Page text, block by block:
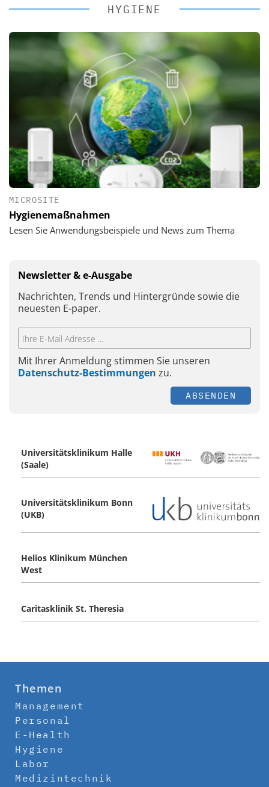
HYGIENE
MICROSITE
Hygienemaßnahmen
Lesen Sie Anwendungsbeispiele und News zum Thema
Newsletter & e-Ausgabe
Nachrichten, Trends und Hintergründe sowie die
neuesten E-paper.
Mit Ihrer Anmeldung stimmen Sie unseren
Datenschutz-Bestimmungen zu.
ABSENDEN
Universitätsklinikum Halle
(Saale)
Universitätsklinikum Bonn
(UKB)
Helios Klinikum München
West
Caritasklinik St. Theresia
Themen
Management
Personal
E-Health
Hygiene
Labor
Medizintechnik